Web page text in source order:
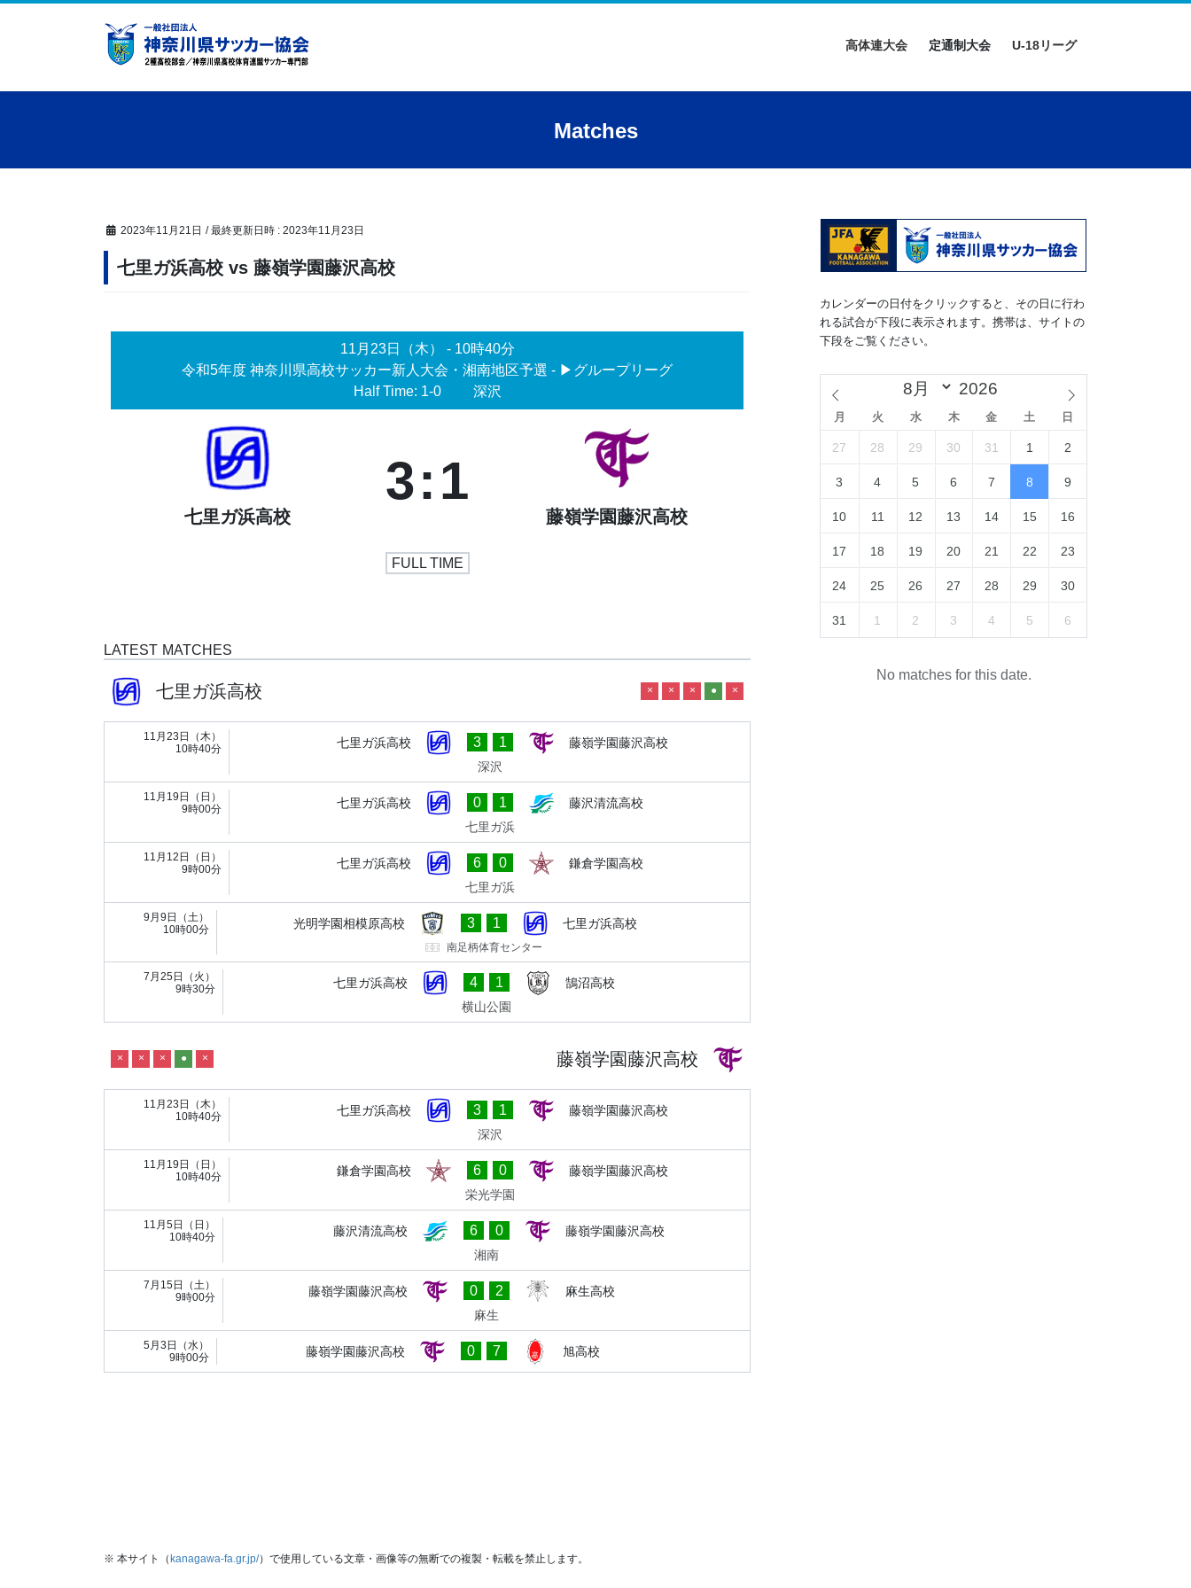
ツ
シ
高体連大会 定通制大会 U-18リーグ
Matches
2023年11月21日 / 最終更新日時 : 2023年11月23日
七里ガ浜高校 vs 藤嶺学園藤沢高校
11月23日（木） - 10時40分
令和5年度 神奈川県高校サッカー新人大会・湘南地区予選 - ▶グループリーグ
Half Time: 1-0
深沢
七里ガ浜高校
3:1
藤嶺学園藤沢高校
FULL TIME
LATEST MATCHES
七里ガ浜高校 × × × ● ×
11月23日（木）
10時40分
七里ガ浜高校 3 1
藤嶺学園藤沢高校
深沢
11月19日（日）
9時00分
七里ガ浜高校 0 1
藤沢清流高校
七里ガ浜
11月12日（日）
9時00分
七里ガ浜高校 6 0
鎌倉学園高校
七里ガ浜
9月9日（土）
10時00分
光明学園相模原高校 3 1 七里ガ浜高校
南足柄体育センター
7月25日（火）
9時30分
七里ガ浜高校 4 1
鵠沼高校
横山公園
藤嶺学園藤沢高校
× × × ● ×
11月23日（木）
10時40分
七里ガ浜高校 3 1
藤嶺学園藤沢高校
深沢
11月19日（日）
10時40分
鎌倉学園高校 6 0
藤嶺学園藤沢高校
栄光学園
11月5日（日）
10時40分
藤沢清流高校 6 0
藤嶺学園藤沢高校
湘南
7月15日（土）
9時00分
藤嶺学園藤沢高校 0 2
麻生高校
麻生
5月3日（水）
9時00分
藤嶺学園藤沢高校 0 7 旭高校
カレンダーの日付をクリックすると、その日に行わ
れる試合が下段に表示されます。携帯は、サイトの
下段をご覧ください。
月 火 水 木 金 土 日
27 28 29 30 31 1 2
3 4 5 6 7 8 9
10 11 12 13 14 15 16
17 18 19 20 21 22 23
24 25 26 27 28 29 30
31 1 2 3 4 5 6
No matches for this date.
※ 本サイト（kanagawa-fa.gr.jp/）で使用している文章・画像等の無断での複製・転載を禁止します。